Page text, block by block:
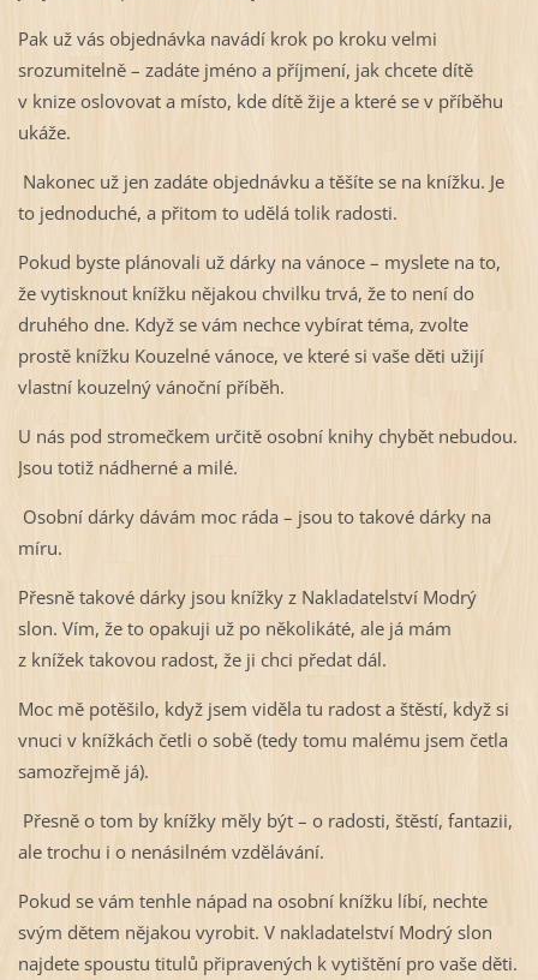
Pak už vás objednávka navádí krok po kroku velmi
srozumitelně – zadáte jméno a příjmení, jak chcete dítě
v knize oslovovat a místo, kde dítě žije a které se v příběhu
ukáže.
Nakonec už jen zadáte objednávku a těšíte se na knížku. Je
to jednoduché, a přitom to udělá tolik radosti.
Pokud byste plánovali už dárky na vánoce – myslete na to,
že vytisknout knížku nějakou chvilku trvá, že to není do
druhého dne. Když se vám nechce vybírat téma, zvolte
prostě knížku Kouzelné vánoce, ve které si vaše děti užijí
vlastní kouzelný vánoční příběh.
U nás pod stromečkem určitě osobní knihy chybět nebudou.
Jsou totiž nádherné a milé.
Osobní dárky dávám moc ráda – jsou to takové dárky na
míru.
Přesně takové dárky jsou knížky z Nakladatelství Modrý
slon. Vím, že to opakuji už po několikáté, ale já mám
z knížek takovou radost, že ji chci předat dál.
Moc mě potěšilo, když jsem viděla tu radost a štěstí, když si
vnuci v knížkách četli o sobě (tedy tomu malému jsem četla
samozřejmě já).
Přesně o tom by knížky měly být – o radosti, štěstí, fantazii,
ale trochu i o nenásilném vzdělávání.
Pokud se vám tenhle nápad na osobní knížku líbí, nechte
svým dětem nějakou vyrobit. V nakladatelství Modrý slon
najdete spoustu titulů připravených k vytištění pro vaše děti.